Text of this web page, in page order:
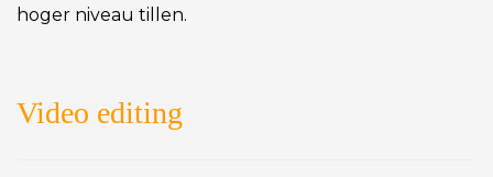
hoger niveau tillen.
Video editing